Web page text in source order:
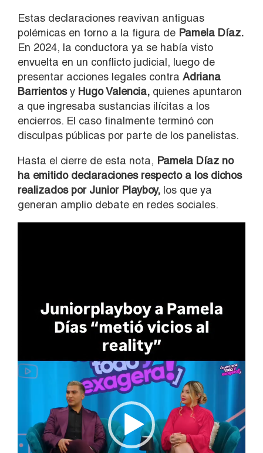
Estas declaraciones reavivan antiguas
polémicas en torno a la figura de Pamela Díaz.
En 2024, la conductora ya se había visto
envuelta en un conflicto judicial, luego de
presentar acciones legales contra Adriana
Barrientosy Hugo Valencia, quienes apuntaron
a que ingresaba sustancias ilícitas a los
encierros. El caso finalmente terminó con
disculpas públicas por parte de los panelistas.
Hasta el cierre de esta nota, Pamela Díaz no
ha emitido declaraciones respecto a los dichos
realizados por Junior Playboy, los que ya
generan amplio debate en redes sociales.